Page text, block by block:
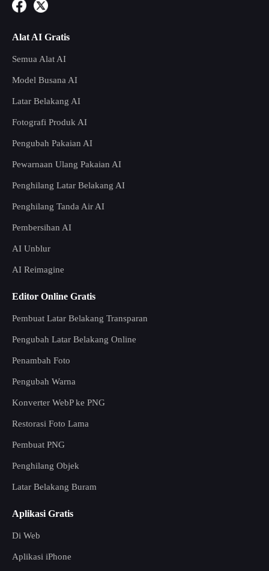
Alat AI Gratis
Semua Alat AI
Model Busana AI
Latar Belakang AI
Fotografi Produk AI
Pengubah Pakaian AI
Pewarnaan Ulang Pakaian AI
Penghilang Latar Belakang AI
Penghilang Tanda Air AI
Pembersihan AI
AI Unblur
AI Reimagine
Editor Online Gratis
Pembuat Latar Belakang Transparan
Pengubah Latar Belakang Online
Penambah Foto
Pengubah Warna
Konverter WebP ke PNG
Restorasi Foto Lama
Pembuat PNG
Penghilang Objek
Latar Belakang Buram
Aplikasi Gratis
Di Web
Aplikasi iPhone